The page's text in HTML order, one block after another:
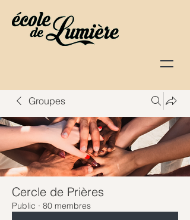
Groupes
Cercle de Prières
Public · 80 membres